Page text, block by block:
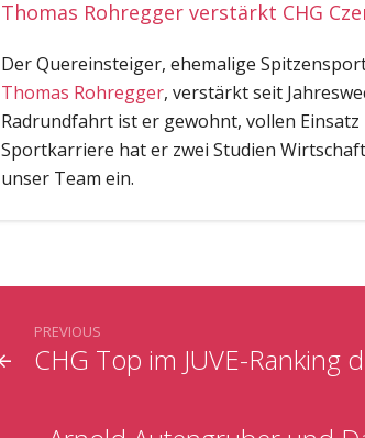
Thomas Rohregger verstärkt CHG
Der Quereinsteiger, ehemalige
Thomas Rohregger, verstärkt seit
Radrundfahrt ist er gewohnt, vollen
Sportkarriere hat er zwei Studien
unser Team ein.
CHG Top im JUVE-Ranking
PREVIOUS